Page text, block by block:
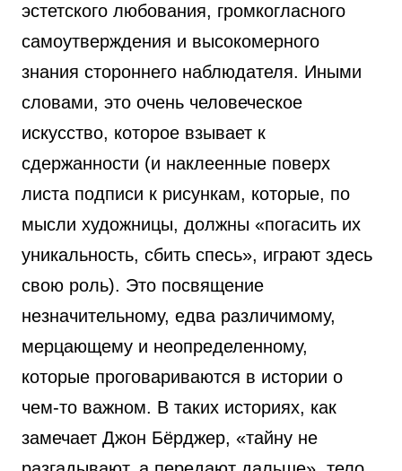
эстетского любования, громкогласного
самоутверждения и высокомерного
знания стороннего наблюдателя. Иными
словами, это очень человеческое
искусство, которое взывает к
сдержанности (и наклеенные поверх
листа подписи к рисункам, которые, по
мысли художницы, должны «погасить их
уникальность, сбить спесь», играют здесь
свою роль). Это посвящение
незначительному, едва различимому,
мерцающему и неопределенному,
которые проговариваются в истории о
чем-то важном. В таких историях, как
замечает Джон Бёрджер, «тайну не